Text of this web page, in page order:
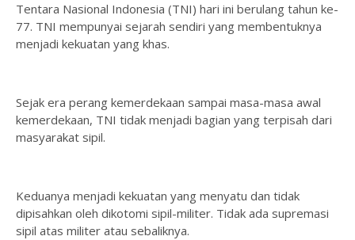
Tentara Nasional Indonesia (TNI) hari ini berulang tahun ke-
77. TNI mempunyai sejarah sendiri yang membentuknya
menjadi kekuatan yang khas.
Sejak era perang kemerdekaan sampai masa-masa awal
kemerdekaan, TNI tidak menjadi bagian yang terpisah dari
masyarakat sipil.
Keduanya menjadi kekuatan yang menyatu dan tidak
dipisahkan oleh dikotomi sipil-militer. Tidak ada supremasi
sipil atas militer atau sebaliknya.